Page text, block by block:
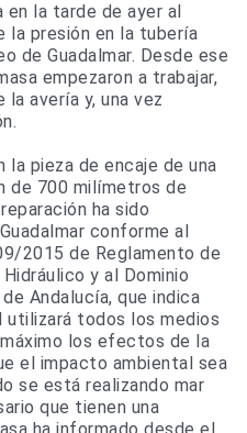
la tarde de ayer al
la presión en la tubería
de Guadalmar. Desde ese
empezaron a trabajar,
avería y, una vez
la pieza de encaje de una
de 700 milímetros de
ha sido
conforme al
2015 de Reglamento de
y al Dominio
Andalucía, que indica
todos los medios
los efectos de la
el impacto ambiental sea
se está realizando mar
que tienen una